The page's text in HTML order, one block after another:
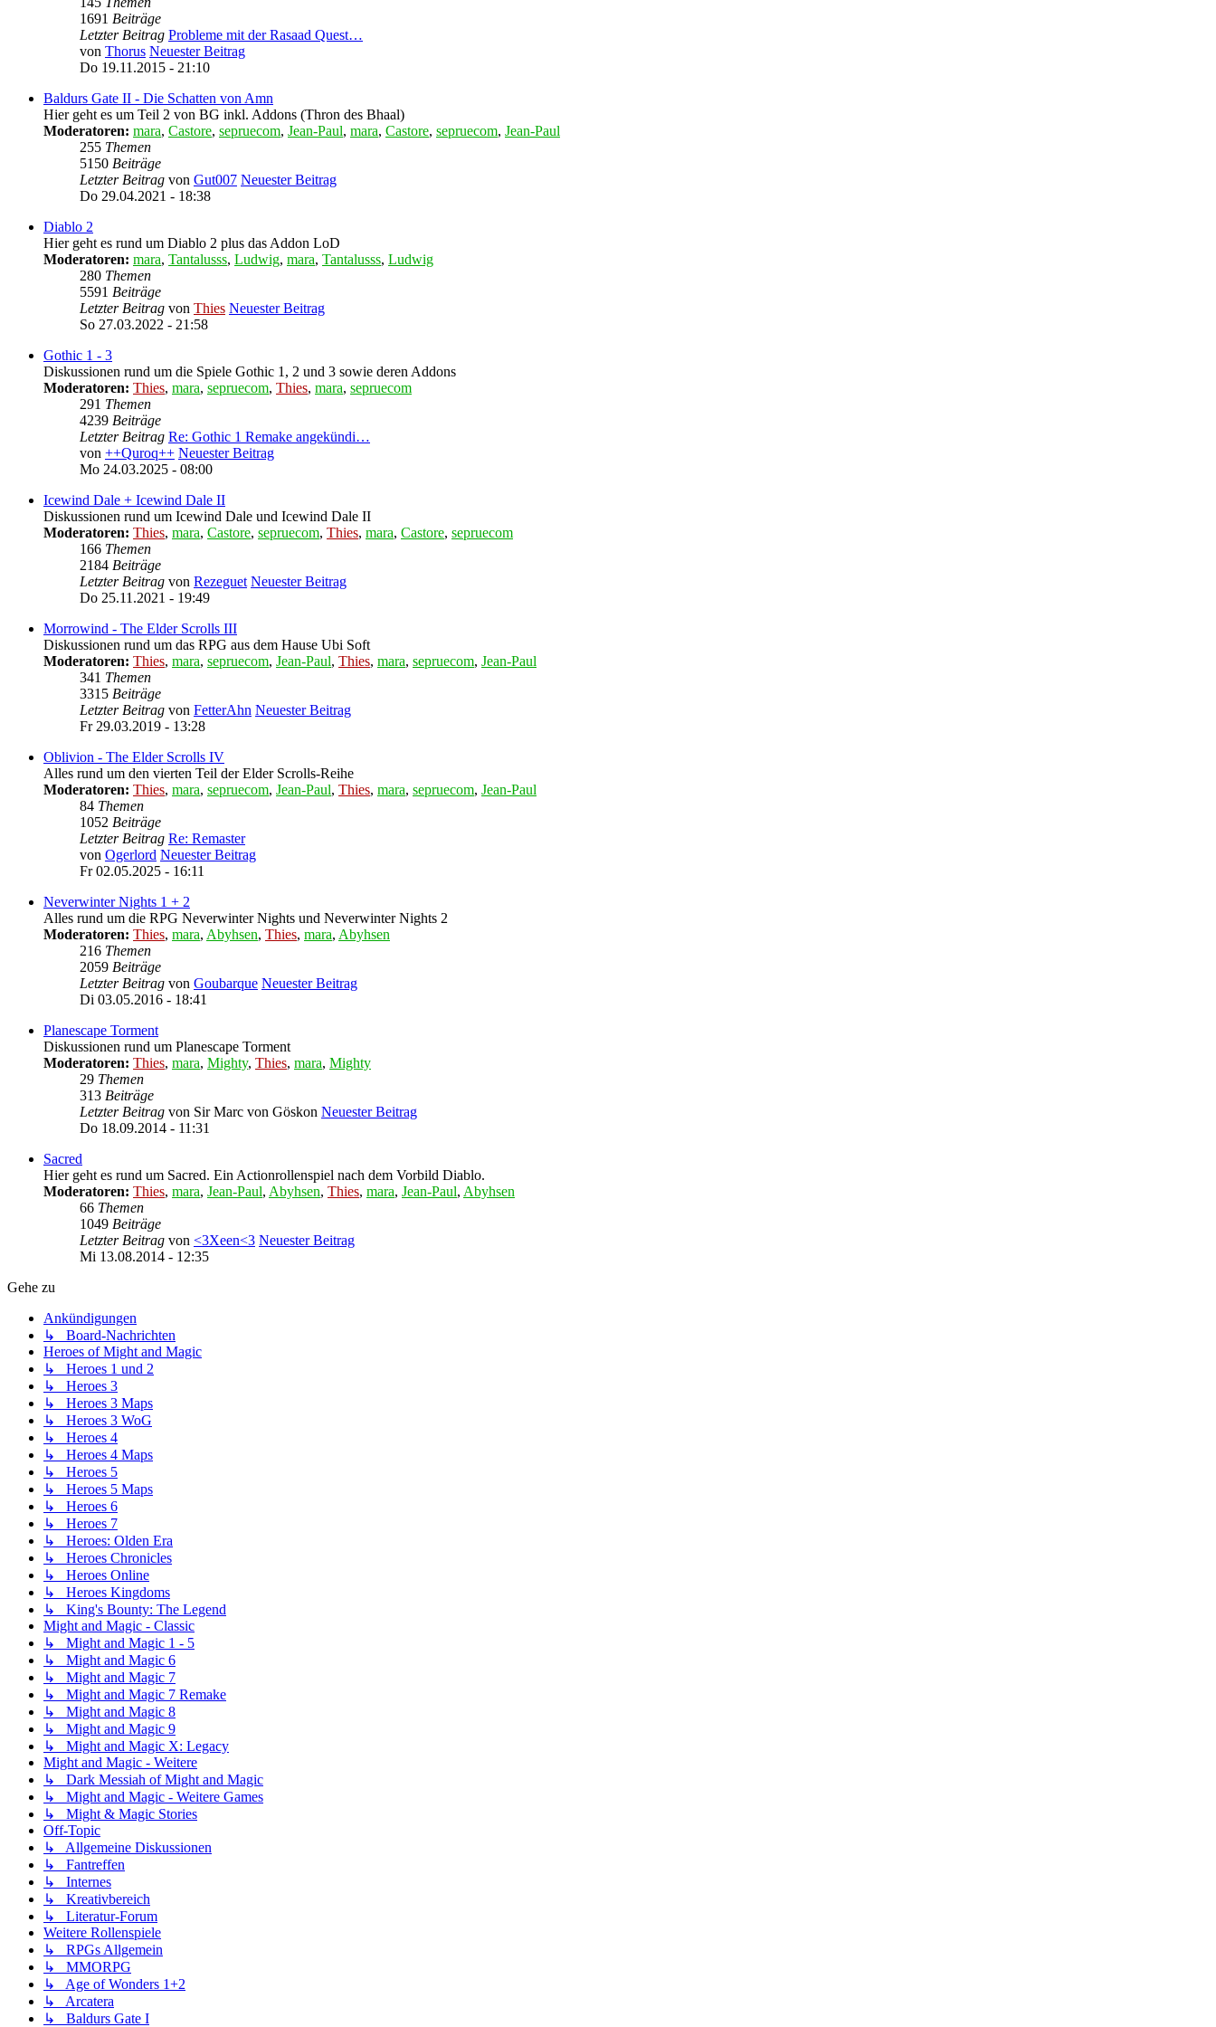
1691 Beiträge
Letzter Beitrag Probleme mit der Rasaad Quest…
von Thorus Neuester Beitrag
Do 19.11.2015 - 21:10
Baldurs Gate II - Die Schatten von Amn
Hier geht es um Teil 2 von BG inkl. Addons (Thron des Bhaal)
Moderatoren: mara, Castore, sepruecom, Jean-Paul, mara, Castore, sepruecom, Jean-Paul
255 Themen
5150 Beiträge
Letzter Beitrag von Gut007 Neuester Beitrag
Do 29.04.2021 - 18:38
Diablo 2
Hier geht es rund um Diablo 2 plus das Addon LoD
Moderatoren: mara, Tantalusss, Ludwig, mara, Tantalusss, Ludwig
280 Themen
5591 Beiträge
Letzter Beitrag von Thies Neuester Beitrag
So 27.03.2022 - 21:58
Gothic 1 - 3
Diskussionen rund um die Spiele Gothic 1, 2 und 3 sowie deren Addons
Moderatoren: Thies, mara, sepruecom, Thies, mara, sepruecom
291 Themen
4239 Beiträge
Letzter Beitrag Re: Gothic 1 Remake angekündi…
von ++Quroq++ Neuester Beitrag
Mo 24.03.2025 - 08:00
Icewind Dale + Icewind Dale II
Diskussionen rund um Icewind Dale und Icewind Dale II
Moderatoren: Thies, mara, Castore, sepruecom, Thies, mara, Castore, sepruecom
166 Themen
2184 Beiträge
Letzter Beitrag von Rezeguet Neuester Beitrag
Do 25.11.2021 - 19:49
Morrowind - The Elder Scrolls III
Diskussionen rund um das RPG aus dem Hause Ubi Soft
Moderatoren: Thies, mara, sepruecom, Jean-Paul, Thies, mara, sepruecom, Jean-Paul
341 Themen
3315 Beiträge
Letzter Beitrag von FetterAhn Neuester Beitrag
Fr 29.03.2019 - 13:28
Oblivion - The Elder Scrolls IV
Alles rund um den vierten Teil der Elder Scrolls-Reihe
Moderatoren: Thies, mara, sepruecom, Jean-Paul, Thies, mara, sepruecom, Jean-Paul
84 Themen
1052 Beiträge
Letzter Beitrag Re: Remaster
von Ogerlord Neuester Beitrag
Fr 02.05.2025 - 16:11
Neverwinter Nights 1 + 2
Alles rund um die RPG Neverwinter Nights und Neverwinter Nights 2
Moderatoren: Thies, mara, Abyhsen, Thies, mara, Abyhsen
216 Themen
2059 Beiträge
Letzter Beitrag von Goubarque Neuester Beitrag
Di 03.05.2016 - 18:41
Planescape Torment
Diskussionen rund um Planescape Torment
Moderatoren: Thies, mara, Mighty, Thies, mara, Mighty
29 Themen
313 Beiträge
Letzter Beitrag von Sir Marc von Göskon Neuester Beitrag
Do 18.09.2014 - 11:31
Sacred
Hier geht es rund um Sacred. Ein Actionrollenspiel nach dem Vorbild Diablo.
Moderatoren: Thies, mara, Jean-Paul, Abyhsen, Thies, mara, Jean-Paul, Abyhsen
66 Themen
1049 Beiträge
Letzter Beitrag von <3Xeen<3 Neuester Beitrag
Mi 13.08.2014 - 12:35
Gehe zu
Ankündigungen
↳ Board-Nachrichten
Heroes of Might and Magic
↳ Heroes 1 und 2
↳ Heroes 3
↳ Heroes 3 Maps
↳ Heroes 3 WoG
↳ Heroes 4
↳ Heroes 4 Maps
↳ Heroes 5
↳ Heroes 5 Maps
↳ Heroes 6
↳ Heroes 7
↳ Heroes: Olden Era
↳ Heroes Chronicles
↳ Heroes Online
↳ Heroes Kingdoms
↳ King's Bounty: The Legend
Might and Magic - Classic
↳ Might and Magic 1 - 5
↳ Might and Magic 6
↳ Might and Magic 7
↳ Might and Magic 7 Remake
↳ Might and Magic 8
↳ Might and Magic 9
↳ Might and Magic X: Legacy
Might and Magic - Weitere
↳ Dark Messiah of Might and Magic
↳ Might and Magic - Weitere Games
↳ Might & Magic Stories
Off-Topic
↳ Allgemeine Diskussionen
↳ Fantreffen
↳ Internes
↳ Kreativbereich
↳ Literatur-Forum
Weitere Rollenspiele
↳ RPGs Allgemein
↳ MMORPG
↳ Age of Wonders 1+2
↳ Arcatera
↳ Baldurs Gate I